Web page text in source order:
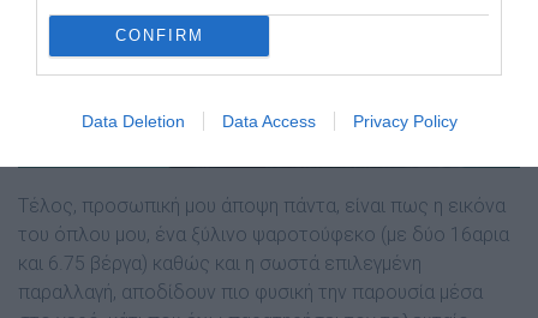
CONFIRM
Data Deletion Data Access Privacy Policy
Τέλος, προσωπική μου άποψη πάντα, είναι πως η εικόνα
του όπλου μου, ένα ξύλινο ψαροτούφεκο (με δύο 16αρια
και 6.75 βέργα) καθώς και η σωστά επιλεγμένη
παραλλαγή, αποδίδουν πιο φυσική την παρουσία μέσα